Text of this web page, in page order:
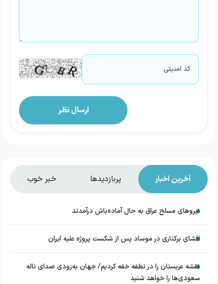
آخرین اخبار پربازدیدها خبر خوب
نیروهای مسلح عراق به حال آماده‌باش درآمدند
افشای برکناری در موساد پس از شکست پروژه علیه ایران
نقشه عربستان را در نطفه خفه کردیم/ جهان به‌زودی صدای ناله
سعودی‌ها را خواهد شنید